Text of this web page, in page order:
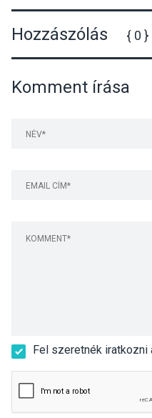
Hozzászólás { 0 }
Komment írása
Fel szeretnék iratkozni